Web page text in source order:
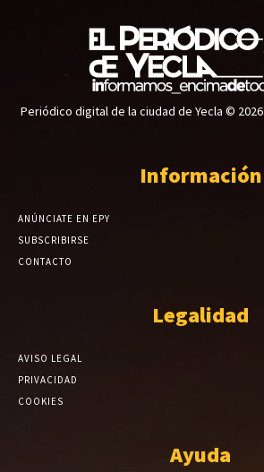
Periódico digital de la ciudad de Yecla © 2026
Información
ANÚNCIATE EN EPY
SUBSCRIBIRSE
CONTACTO
Legalidad
AVISO LEGAL
PRIVACIDAD
COOKIES
Ayuda